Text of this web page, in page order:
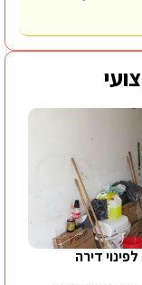
דירה